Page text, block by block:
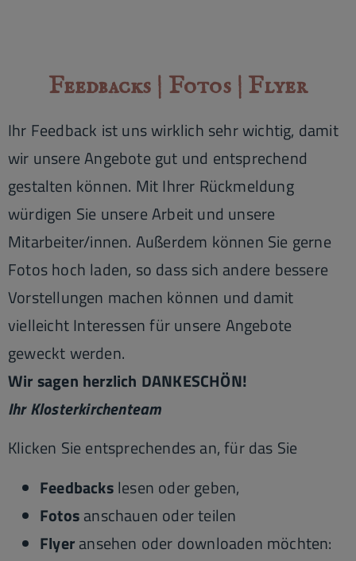
Feedbacks | Fotos | Flyer
Ihr Feedback ist uns wirklich sehr wichtig, damit
wir unsere Angebote gut und entsprechend
gestalten können. Mit Ihrer Rückmeldung
würdigen Sie unsere Arbeit und unsere
Mitarbeiter/innen. Außerdem können Sie gerne
Fotos hoch laden, so dass sich andere bessere
Vorstellungen machen können und damit
vielleicht Interessen für unsere Angebote
geweckt werden.
Wir sagen herzlich DANKESCHÖN!
Ihr Klosterkirchenteam
Klicken Sie entsprechendes an, für das Sie
Feedbackslesen oder geben,
Fotosanschauen oderteilen
Flyeransehen oder downloaden möchten: